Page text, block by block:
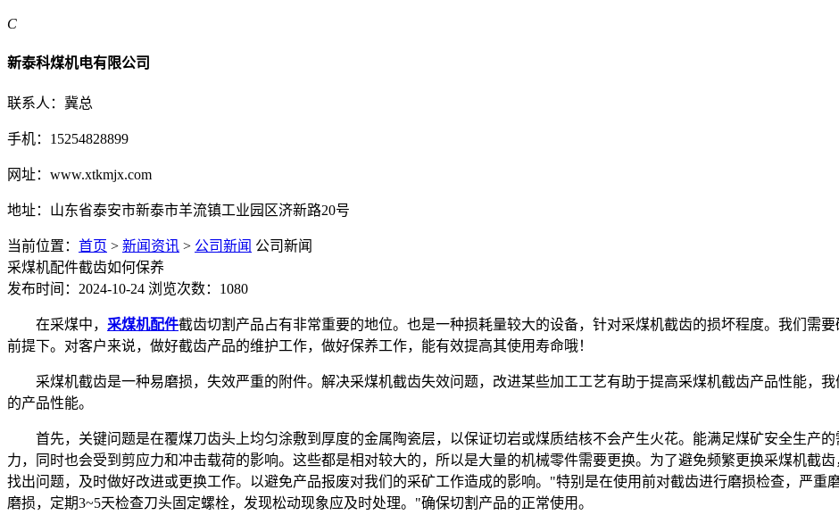
C
新泰科煤机电有限公司
联系人：冀总
手机：15254828899
网址：www.xtkmjx.com
地址：山东省泰安市新泰市羊流镇工业园区济新路20号
当前位置： 首页 > 新闻资讯 > 公司新闻 公司新闻
采煤机配件截齿如何保养
发布时间：2024-10-24 浏览次数：1080
在采煤中， 采煤机配件截齿切割产品占有非常重要的地位。也是一种损耗量较大的设备，针对采煤机截齿的损坏程度。我们需
前提下。对客户来说，做好截齿产品的维护工作，做好保养工作，能有效提高其使用寿命哦！
采煤机截齿是一种易磨损，失效严重的附件。解决采煤机截齿失效问题，改进某些加工工艺有助于提高采煤机截齿产品性能，
的产品性能。
首先，关键问题是在覆煤刀齿头上均匀涂敷到厚度的金属陶瓷层，以保证切岩或煤质结核不会产生火花。能满足煤矿安全生产
力，同时也会受到剪应力和冲击载荷的影响。这些都是相对较大的，所以是大量的机械零件需要更换。为了避免频繁更换采煤机截
找出问题，及时做好改进或更换工作。以避免产品报废对我们的采矿工作造成的影响。"特别是在使用前对截齿进行磨损检查，严重
磨损，定期3~5天检查刀头固定螺栓，发现松动现象应及时处理。"确保切割产品的正常使用。